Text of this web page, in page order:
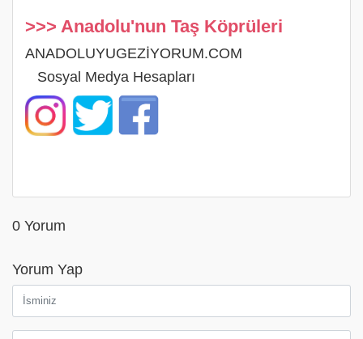
>>> Anadolu'nun Taş Köprüleri
ANADOLUYUGEZİYORUM.COM
Sosyal Medya Hesapları
0 Yorum
Yorum Yap